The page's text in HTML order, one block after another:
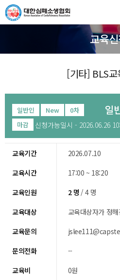
교육
[기타] BLS교
일반인 New 0차 일
마감 신청가능일시 - 2026.06.26
교육기간
2026.07.10
교육시간
17:00 ~ 18:20
교육인원
2 명 / 4 명
교육대상
교육대상자가 정
교육문의
문의전화
--
교육비
0원